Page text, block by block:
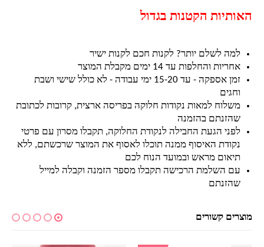
האותיות הקטנות בגדול
למה לשלם יותר? לקנות חכם לקנות ישיר
אחריות והחלפות עד 14 ימים מקבלת המוצר
זמן אספקה - עד 15-20 ימי עבודה - לא כולל שישי ושבת
וחגים
משלוח למאות נקודות חלוקה בפריסה ארצית, קרובות לכתובת
שהזנתם בהזמנה
לפני הגעת החבילה לנקודת החלוקה, תקבלו מסרון עם פרטי
נקודת האיסוף ממנה תוכלו לאסוף את המוצר שרכשתם, ללא
תיאום מראש ובמועד הנוח לכם
עם השלמת הרכישה תקבלו מספר הזמנה וקבלה למייל
שהזנתם
מוצרים קשורים